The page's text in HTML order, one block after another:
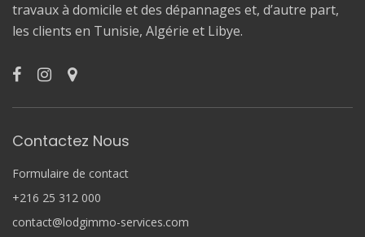
travaux à domicile et des dépannages et, d’autre part,
les clients en Tunisie, Algérie et Libye.
Contactez Nous
Formulaire de contact
+216 25 312 000
contact@lodgimmo-services.com